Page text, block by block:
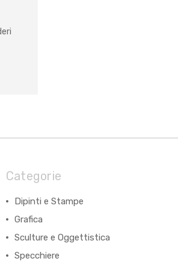
Categorie
Dipinti e Stampe
Grafica
Sculture e Oggettistica
Specchiere